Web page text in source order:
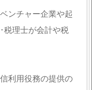
ンチャー企業や起
税理士が会計や税
利用役務の提供の